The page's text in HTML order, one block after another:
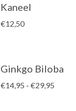
Kaneel
€12,50
Ginkgo Biloba
€14,95 - €29,95